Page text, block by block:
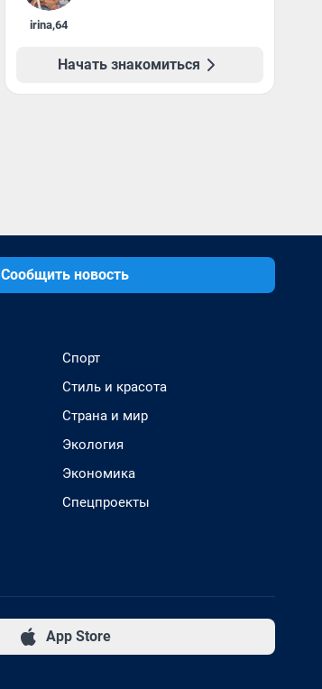
irina,64
Начать знакомиться
Сообщить новость
Спорт
Стиль и красота
Страна и мир
Экология
Экономика
Спецпроекты
App Store